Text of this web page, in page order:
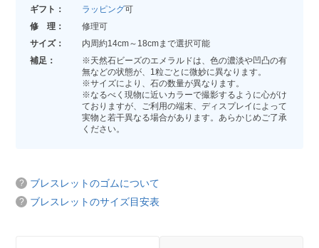
ギフト：
ラッピング可
修 理：
修理可
サイズ：
内周約14cm～18cmまで選択可能
補足：
※天然石ビーズのエメラルドは、色の濃淡や凹凸の有
無などの状態が、1粒ごとに微妙に異なります。
※サイズにより、石の数量が異なります。
※なるべく現物に近いカラーで撮影するように心がけ
ておりますが、ご利用の端末、ディスプレイによって
実物と若干異なる場合があります。あらかじめご了承
ください。
ブレスレットのゴムについて
ブレスレットのサイズ目安表